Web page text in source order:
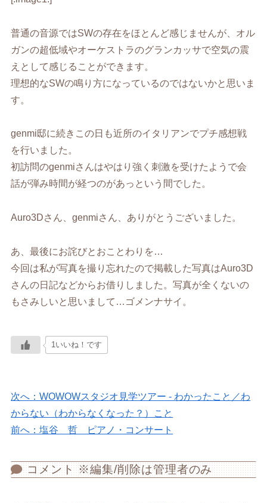
普通の音源ではSWの存在をほとんど感じませんが、オル
ガンの超低域やオーケストラのグランカッサで空気の震
えとして感じることができます。
理想的なSWの鳴り方になっているのではないかと思いま
す。
genmi邸に続きこの日も近所のイタリアンでプチ感想戦
を行いました。
初訪問のgenmiさんはやはり強く刺激を受けたようで会
話が弾み時間が経つのがあっという間でした。
Auro3Dさん、genmiさん、ありがとうございました。
あ、最後にお詫びとおことわりを…
今回は私が写真を撮り忘れたので掲載した写真はAuro3D
さんの日記などからお借りしました。写真が全くないの
もさみしいと思いまして…ゴメンナサイ。
1いいね！です
次へ：WOWOWスタジオ見学ツアー - わかったこと／わ
からない（わからなくなった？）こと
前へ：塩谷 哲 ピアノ・コンサート
コメント ※編集/削除は管理者のみ